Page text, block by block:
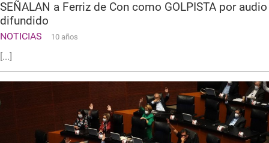
SEÑALAN a Ferriz de Con como GOLPISTA por audio
difundido
NOTICIAS 10 años
[...]